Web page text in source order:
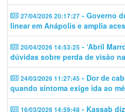
27/04/2026 20:17:27 - Governo
linear em Anápolis e amplia
20/04/2026 14:53:25 - ‘Abril
dúvidas sobre perda de visão
24/03/2026 11:27:45 - Dor de
quando sintoma exige ida ao
16/03/2026 14:59:48 - Kassab